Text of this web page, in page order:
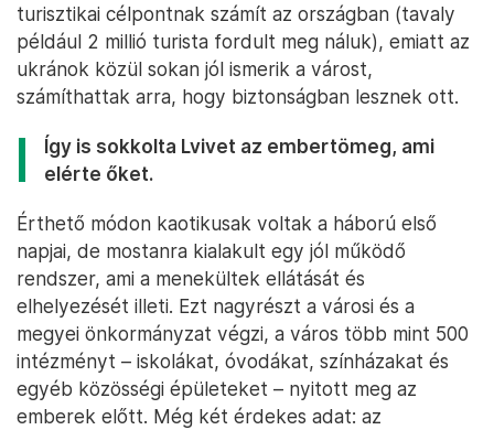
turisztikai célpontnak számít az országban (tavaly
például 2 millió turista fordult meg náluk), emiatt az
ukránok közül sokan jól ismerik a várost,
számíthattak arra, hogy biztonságban lesznek ott.
Így is sokkolta Lvivet az embertömeg, ami
elérte őket.
Érthető módon kaotikusak voltak a háború első
napjai, de mostanra kialakult egy jól működő
rendszer, ami a menekültek ellátását és
elhelyezését illeti. Ezt nagyrészt a városi és a
megyei önkormányzat végzi, a város több mint 500
intézményt – iskolákat, óvodákat, színházakat és
egyéb közösségi épületeket – nyitott meg az
emberek előtt. Még két érdekes adat: az